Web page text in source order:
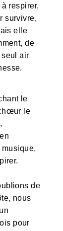
respirer,
survivre,
elle
de
air
le
le
de
nous
pour